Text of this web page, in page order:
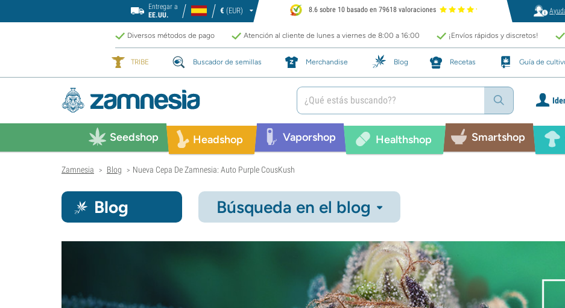
Entregar a
EE.UU.
€ (EUR) 8.6 sobre 10 basado en 79618 valoraciones
Diversos métodos de pago Atención al cliente de lunes a viernes de 8:00 a 16:00 ¡Envíos rápidos y discretos!
TRIBE Buscador de semillas Merchandise Blog Recetas Guía de
Seedshop Headshop Vaporshop Healthshop Smartshop
Zamnesia > Blog > Nueva Cepa De Zamnesia: Auto Purple CousKush
Blog Búsqueda en el blog